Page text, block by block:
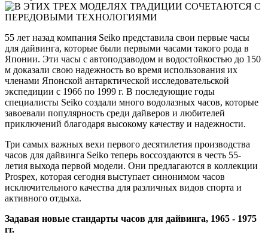
55 лет назад компания Seiko представила свои первые часы
для дайвинга, которые были первыми часами такого рода в
Японии. Эти часы с автоподзаводом и водостойкостью до 150
м доказали свою надежность во время использования их
членами Японской антарктической исследовательской
экспедиции с 1966 по 1999 г. В последующие годы
специалисты Seiko создали много водолазных часов, которые
завоевали популярность среди дайверов и любителей
приключений благодаря высокому качеству и надежности.
Три самых важных вехи первого десятилетия производства
часов для дайвинга Seiko теперь воссоздаются в честь 55-
летия выхода первой модели. Они предлагаются в коллекции
Prospex, которая сегодня выступает синонимом часов
исключительного качества для различных видов спорта и
активного отдыха.
Задавая новые стандарты часов для дайвинга, 1965 - 1975
гг.